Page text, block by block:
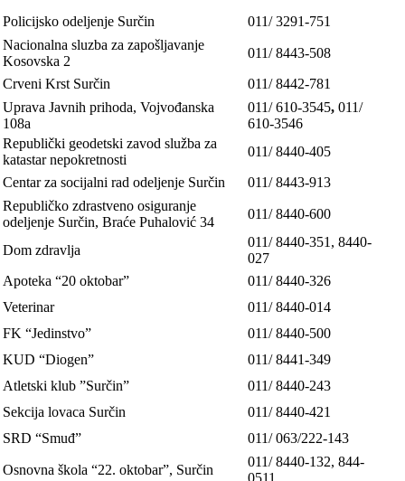
Policijsko odeljenje Surčin 011/3291-751
Nacionalna sluzba za zapošljavanje
Kosovska 2
011/ 8443-508
Crveni Krst Surčin
011/ 8442-781
Uprava Javnih prihoda, Vojvođanska
108a
011/ 610-3545, 011/
610-3546
Republički geodetski zavod služba za
katastar nepokretnosti
011/8440-405
Centar za socijalni rad odeljenje Surčin
011/8443-913
Republičko zdrastveno osiguranje
odeljenje Surčin, Braće Puhalović 34
011/ 8440-600
Dom zdravlja
011/ 8440-351, 8440-
027
Apoteka “20 oktobar”
011/ 8440-326
Veterinar
011/ 8440-014
FK “Jedinstvo”
011/ 8440-500
KUD “Diogen”
011/ 8441-349
Atletski klub ”Surčin”
011/ 8440-243
Sekcija lovaca Surčin
011/ 8440-421
SRD “Smuđ”
011/ 063/222-143
Osnovna škola “22. oktobar”, Surčin
011/ 8440-132, 844-
0511